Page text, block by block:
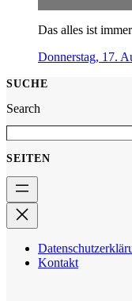
Das alles ist
Donnerstag, 17.
SUCHE
Search
SEITEN
Kontakt